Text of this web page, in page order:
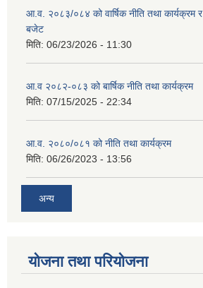
आ.व. २०८३/०८४ को वार्षिक नीति तथा कार्यक्रम र
बजेट
मिति: 06/23/2026 - 11:30
आ.व २०८२-०८३ को बार्षिक नीति तथा कार्यक्रम
मिति: 07/15/2025 - 22:34
आ.व. २०८०/०८१ को नीति तथा कार्यक्रम
मिति: 06/26/2023 - 13:56
अन्य
योजना तथा परियोजना